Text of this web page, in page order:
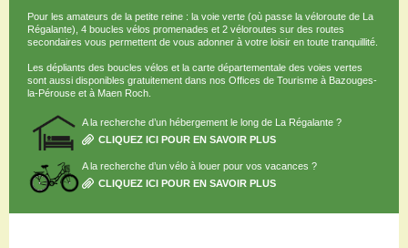
Randonnées VTT
Randonnées équestres
Agenda
Pratique
Nous contacter
Documents à télécharger
Tourisme accessible
Venir en groupe
Espace Pro
Pour les amateurs de la petite reine : la voie verte (où passe la véloroute de La
Régalante), 4 boucles vélos promenades et 2 véloroutes sur des routes
secondaires vous permettent de vous adonner à votre loisir en toute tranquillité.
Les dépliants des boucles vélos et la carte départementale des voies vertes
sont aussi disponibles gratuitement dans nos Offices de Tourisme à Bazouges-
la-Pérouse et à Maen Roch.
A la recherche d’un hébergement le long de La Régalante ?
CLIQUEZ ICI POUR EN SAVOIR PLUS
A la recherche d’un vélo à louer pour vos vacances ?
CLIQUEZ ICI POUR EN SAVOIR PLUS